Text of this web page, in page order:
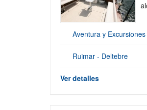
Aventura y Excursiones
Ruimar - Deltebre
Ver detalles